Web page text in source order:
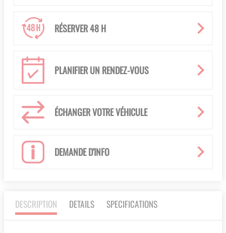
RÉSERVER 48 H
PLANIFIER UN RENDEZ-VOUS
ÉCHANGER VOTRE VÉHICULE
DEMANDE D'INFO
DESCRIPTION DETAILS SPECIFICATIONS